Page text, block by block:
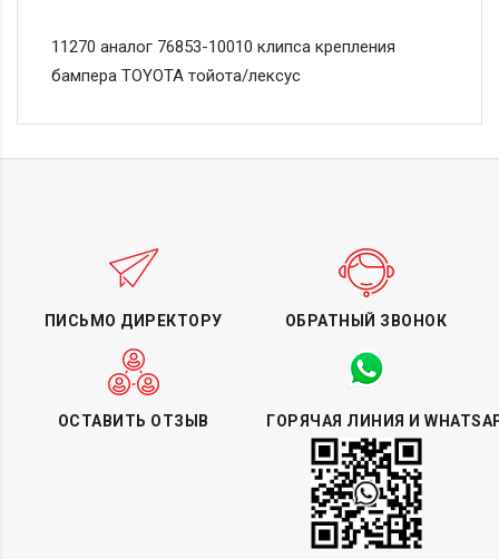
11270 аналог 76853-10010 клипса крепления
бампера TOYOTA тойота/лексус
ПИСЬМО ДИРЕКТОРУ ОБРАТНЫЙ ЗВОНОК
ОСТАВИТЬ ОТЗЫВ ГОРЯЧАЯ ЛИНИЯ И